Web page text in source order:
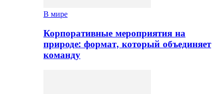
В мире
Корпоративные мероприятия на
природе: формат, который объединяет
команду